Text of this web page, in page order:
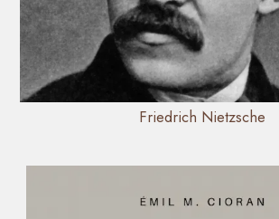
Friedrich Nietzsche